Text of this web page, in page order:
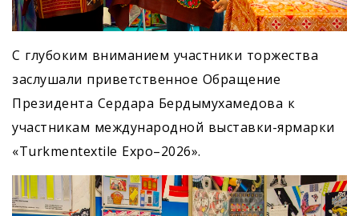
С глубоким вниманием участники торжества
заслушали приветственное Обращение
Президента Сердара Бердымухамедова к
участникам международной выставки-ярмарки
«Turkmentextile Expo–2026».